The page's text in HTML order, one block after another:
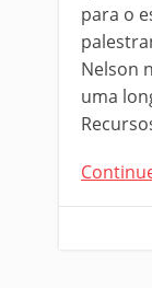
para o
Nelson
uma